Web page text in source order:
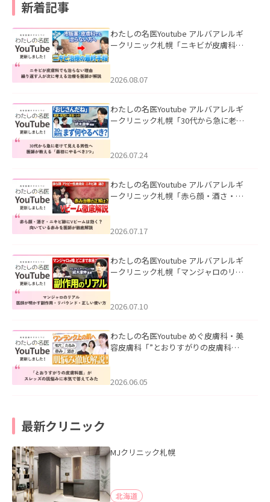
新着記事
わたしの名医Youtube アルバアレルギ
ークリニック札幌「ニキビが皮膚科で
ました。
2026.08.07
わたしの名医Youtube アルバアレルギ
ークリニック札幌「30代から急に老け
た。
2026.07.24
わたしの名医Youtube アルバアレルギ
ークリニック札幌「赤ら顔・酒さ・ニ
した。
2026.07.17
わたしの名医Youtube アルバアレルギ
ークリニック札幌「マンジャロのリア
た。
2026.07.10
わたしの名医Youtube めぐ皮膚科・美
容皮膚科「”とおりすがりの皮膚科
2026.06.05
最新クリニック
MJクリニック札幌
北海道